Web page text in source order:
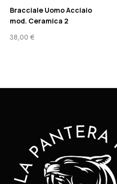
Bracciale Uomo Acciaio
mod. Ceramica 2
38,00 €